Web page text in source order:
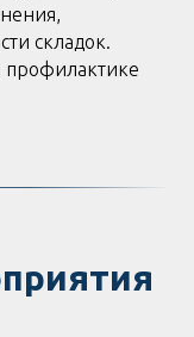
складок.
профилактике